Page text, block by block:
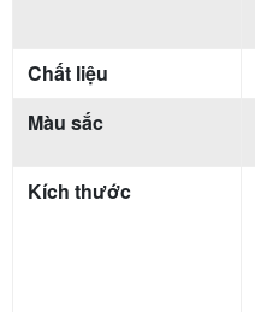
Chất liệu
Màu sắc
Kích thước